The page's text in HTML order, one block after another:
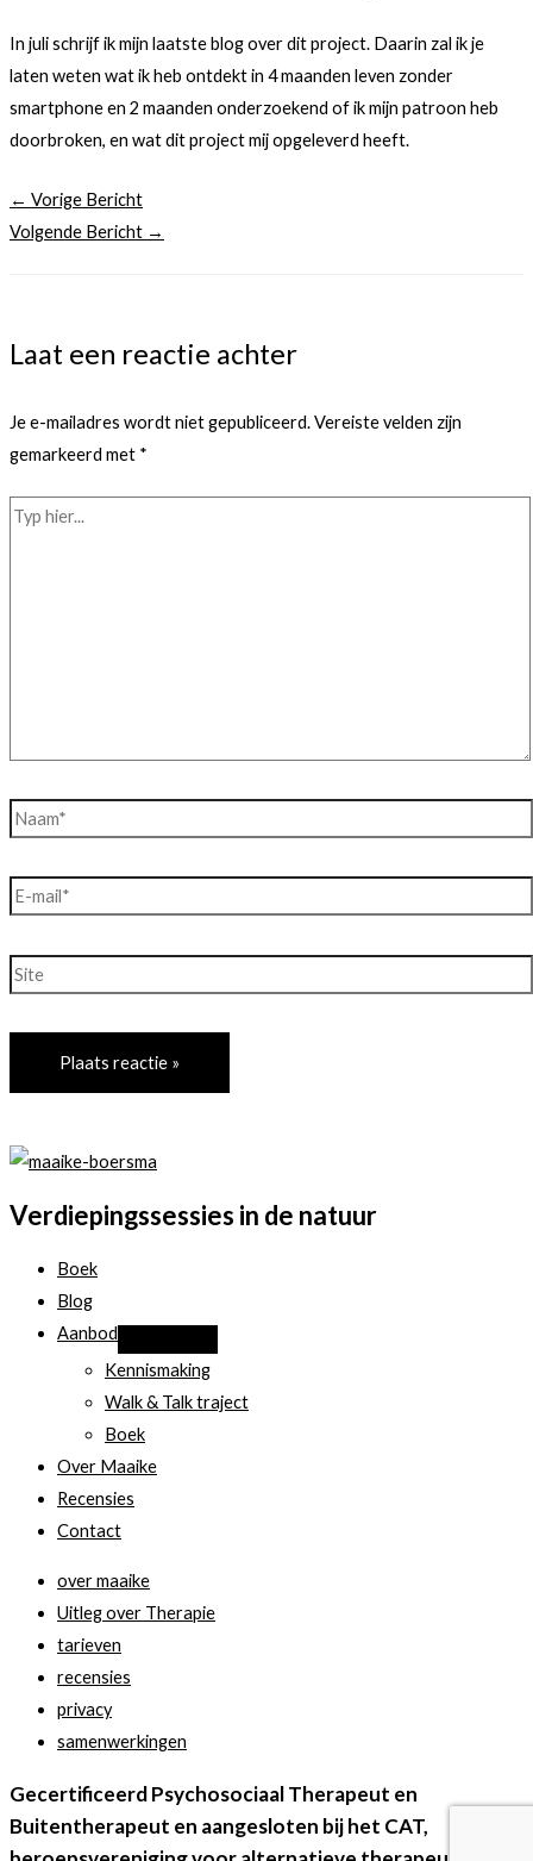
In juli schrijf ik mijn laatste blog over dit project. Daarin zal ik je
laten weten wat ik heb ontdekt in 4 maanden leven zonder
smartphone en 2 maanden onderzoekend of ik mijn patroon heb
doorbroken, en wat dit project mij opgeleverd heeft.
← Vorige Bericht
Volgende Bericht →
Laat een reactie achter
Je e-mailadres wordt niet gepubliceerd.Vereiste velden zijn
gemarkeerd met *
Typ
Naam*
E-
Site
Verdiepingssessies in de natuur
Boek
Blog
Aanbod
Kennismaking
Walk & Talk traject
Boek
Over Maaike
Recensies
Contact
over maaike
Uitleg over Therapie
tarieven
recensies
privacy
samenwerkingen
Gecertificeerd Psychosociaal Therapeut en
Buitentherapeut en aangesloten bij het CAT,